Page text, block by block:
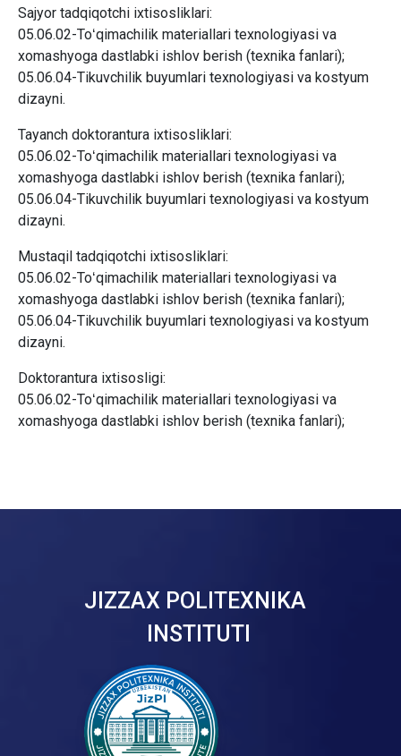
Sajyor tadqiqotchi ixtisosliklari:
05.06.02-Toʻqimachilik materiallari texnologiyasi va
xomashyoga dastlabki ishlov berish (texnika fanlari);
05.06.04-Tikuvchilik buyumlari texnologiyasi va kostyum
dizayni.
Tayanch doktorantura ixtisosliklari:
05.06.02-Toʻqimachilik materiallari texnologiyasi va
xomashyoga dastlabki ishlov berish (texnika fanlari);
05.06.04-Tikuvchilik buyumlari texnologiyasi va kostyum
dizayni.
Mustaqil tadqiqotchi ixtisosliklari:
05.06.02-Toʻqimachilik materiallari texnologiyasi va
xomashyoga dastlabki ishlov berish (texnika fanlari);
05.06.04-Tikuvchilik buyumlari texnologiyasi va kostyum
dizayni.
Doktorantura ixtisosligi:
05.06.02-Toʻqimachilik materiallari texnologiyasi va
xomashyoga dastlabki ishlov berish (texnika fanlari);
JIZZAX POLITEXNIKA
INSTITUTI